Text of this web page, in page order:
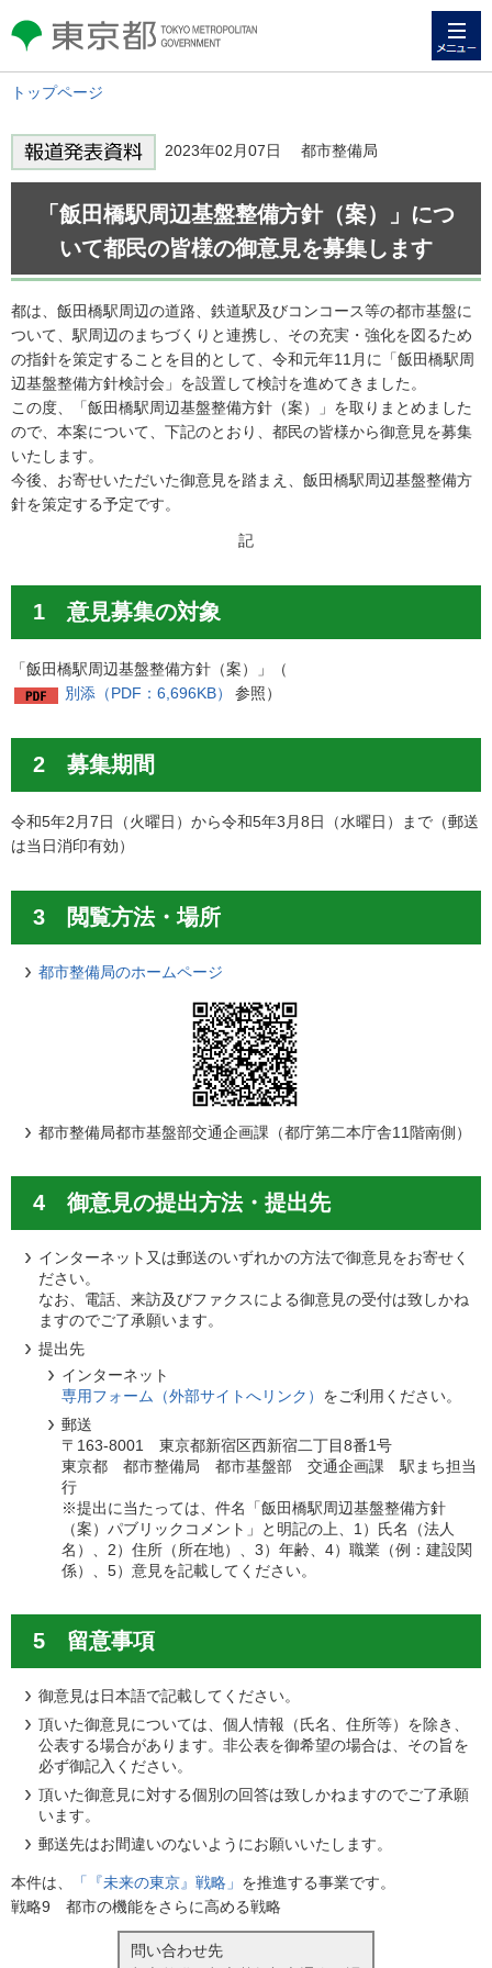
東京都 TOKYO METROPOLITAN
GOVERNMENT
トップページ
2023年02月07日 都市整備局
「飯田橋駅周辺基盤整備方針（案）」につ
いて都民の皆様の御意見を募集します
都は、飯田橋駅周辺の道路、鉄道駅及びコンコース等の都市基盤に
ついて、駅周辺のまちづくりと連携し、その充実・強化を図るため
の指針を策定することを目的として、令和元年11月に「飯田橋駅周
辺基盤整備方針検討会」を設置して検討を進めてきました。
この度、「飯田橋駅周辺基盤整備方針（案）」を取りまとめました
ので、本案について、下記のとおり、都民の皆様から御意見を募集
いたします。
今後、お寄せいただいた御意見を踏まえ、飯田橋駅周辺基盤整備方
針を策定する予定です。
記
1 意見募集の対象
「飯田橋駅周辺基盤整備方針（案）」（
別添（PDF：6,696KB）
参照）
2 募集期間
令和5年2月7日（火曜日）から令和5年3月8日（水曜日）まで（郵送
は当日消印有効）
3 閲覧方法・場所
都市整備局のホームページ
都市整備局都市基盤部交通企画課（都庁第二本庁舎11階南側）
4 御意見の提出方法・提出先
インターネット又は郵送のいずれかの方法で御意見をお寄せく
ださい。
なお、電話、来訪及びファクスによる御意見の受付は致しかね
ますのでご了承願います。
提出先
インターネット
専用フォーム（外部サイトへリンク） をご利用ください。
郵送
〒163-8001 東京都新宿区西新宿二丁目8番1号
東京都 都市整備局 都市基盤部 交通企画課 駅まち担当
行
※提出に当たっては、件名「飯田橋駅周辺基盤整備方針
（案）パブリックコメント」と明記の上、1）氏名（法人
名）、2）住所（所在地）、3）年齢、4）職業（例：建設関
係）、5）意見を記載してください。
5 留意事項
御意見は日本語で記載してください。
頂いた御意見については、個人情報（氏名、住所等）を除き、
公表する場合があります。非公表を御希望の場合は、その旨を
必ず御記入ください。
頂いた御意見に対する個別の回答は致しかねますのでご了承願
います。
郵送先はお間違いのないようにお願いいたします。
本件は、 「『未来の東京』戦略」 を推進する事業です。
戦略9 都市の機能をさらに高める戦略
問い合わせ先